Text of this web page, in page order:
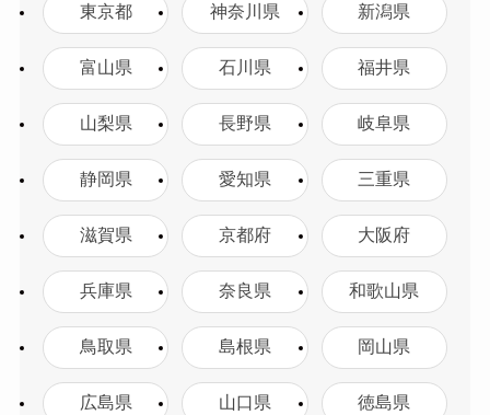
東京都 神奈川県 新潟県
富山県 石川県 福井県
山梨県 長野県 岐阜県
静岡県 愛知県 三重県
滋賀県 京都府 大阪府
兵庫県 奈良県 和歌山県
鳥取県 島根県 岡山県
広島県 山口県 徳島県